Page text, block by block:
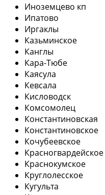
Иноземцево кп
Ипатово
Иргаклы
Казьминское
Канглы
Кара-Тюбе
Каясула
Кевсала
Кисловодск
Комсомолец
Константиновская
Константиновское
Кочубеевское
Красногвардейское
Краснокумское
Круглолесское
Кугульта